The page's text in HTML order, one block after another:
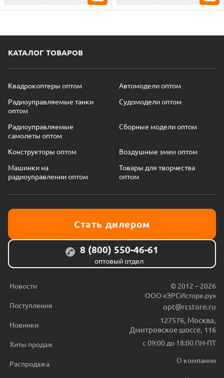
КАТАЛОГ ТОВАРОВ
Квадрокоптеры оптом
Автомодели оптом
Радиоуправляемые танки
оптом
Судомодели оптом
Радиоуправляемые
самолеты оптом
Сборные модели оптом
Конструкторы оптом
Воздушные змеи оптом
Машинки на
радиоуправлении оптом
Товары для творчества
оптом
Стать дилером
8 (800) 550-46-61
оптовый отдел
Новости
Поступления
Новинки
Хиты продаж
Распродажа
© 2012 – 2026
ООО «ЭРСИсторе.ру»
opt@rcstore.ru
127576 Москва
Дмитровское шоссе, 116
с 09:00 до 18:00 ПН-ПТ
О компании